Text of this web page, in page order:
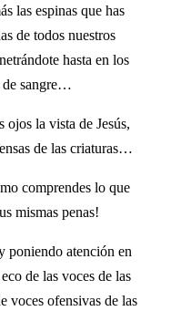
las espinas que has
de todos nuestros
hasta en los
de sangre…
la vista de Jesús,
de las criaturas…
comprendes lo que
mismas penas!
poniendo atención en
de las voces de las
voces ofensivas de las